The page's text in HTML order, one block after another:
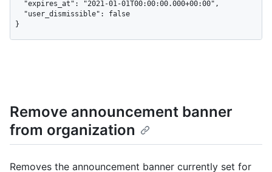
}
Remove announcement banner
from organization
Removes the announcement banner currently set for